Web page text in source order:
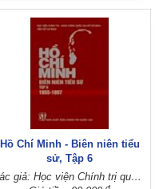
Hồ Chí Minh - Biên niên tiểu
sử, Tập 6
Tác giả: Học viện Chính trị quốc gia Hồ Chí Minh